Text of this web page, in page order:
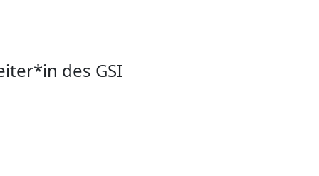
des GSI